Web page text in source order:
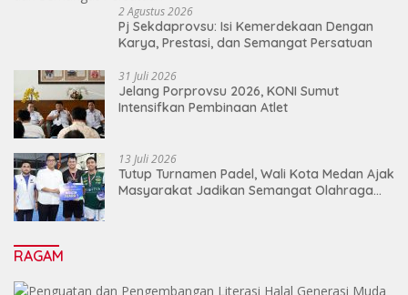
2 Agustus 2026
Pj Sekdaprovsu: Isi Kemerdekaan Dengan
Karya, Prestasi, dan Semangat Persatuan
31 Juli 2026
Jelang Porprovsu 2026, KONI Sumut
Intensifkan Pembinaan Atlet
13 Juli 2026
Tutup Turnamen Padel, Wali Kota Medan Ajak
Masyarakat Jadikan Semangat Olahraga
RAGAM